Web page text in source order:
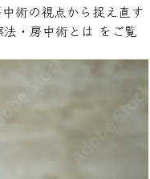
術の視点から捉え直す
法・房中術とは をご覧